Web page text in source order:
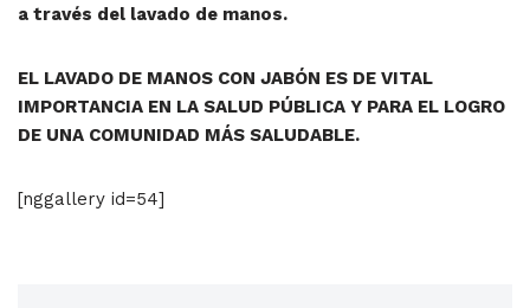
a través del lavado de manos.
EL LAVADO DE MANOS CON JABÓN ES DE VITAL
IMPORTANCIA EN LA SALUD PÚBLICA Y PARA EL LOGRO
DE UNA COMUNIDAD MÁS SALUDABLE.
[nggallery id=54]